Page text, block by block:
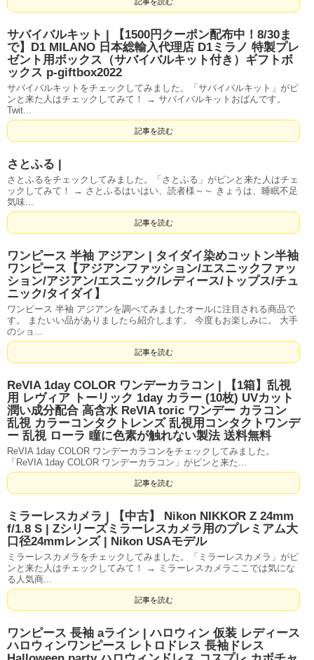
サバイバルキット | 【1500円クーポン配布中！8/30ま
で】D1 MILANO 日本総輸入代理店 D1ミラノ 特製プレ
ゼント用ボックス（サバイバルキット付き）ギフトボ
ックス p-giftbox2022
サバイバルキットをチェックしてみました。「サバイバルキット」がピ
ンと来た人はチェックしてみて！ → サバイバルキットおばんです。
Twit...
記事を読む
さとふる |
さとふるをチェックしてみました。「さとふる」がピンと来た人はチェ
ックしてみて！ → さとふるはいはい、読者様～～ きょうは、睡眠不足
気味...
記事を読む
ワンピース 半袖 アジアン | タイダイ染めコットン半袖
ワンピース【アジアンファッション/エスニックファッ
ション/アジアン/エスニック/レディース/トップス/チュ
ニック/タイダイ】
ワンピース 半袖 アジアンを調べてみましたオールに注目される商品で
す。 またいい品がありましたら紹介します。 今度もお楽しみに。 大手
のショ...
記事を読む
ReVIA 1day COLOR ワンデーカラコン | 【1箱】乱視
用 レヴィア トーリック 1day カラー (10枚) UVカット
潤い成分配合 高含水 ReVIA toric ワンデー カラコン
乱視 カラーコンタクトレンズ 乱視用コンタクトワンデ
ー 乱視 ローラ 瞳に色素が触れない製法 送料無料
ReVIA 1day COLOR ワンデーカラコンをチェックしてみました。
「ReVIA 1day COLOR ワンデーカラコン」がピンと来た...
記事を読む
ミラーレスカメラ | 【中古】 Nikon NIKKOR Z 24mm
f/1.8 S | Zシリーズミラーレスカメラ用のプレミアム大
口径24mmレンズ | Nikon USAモデル
ミラーレスカメラをチェックしてみました。「ミラーレスカメラ」がピ
ンと来た人はチェックしてみて！ → ミラーレスカメラここでは気にな
る人気商...
記事を読む
ワンピース 長袖 aライン | ハロウィン 仮装 レディース
ハロウィンワンピース レトロドレス 長袖ドレス